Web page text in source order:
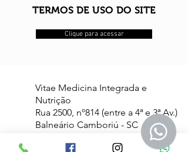
TERMOS DE USO DO SITE
Clique para acessar
Vitae Medicina Integrada e
Nutrição
Rua 2500, nº814 (entre a 4ª e 3ª Av.)
Balneário Camboriú - SC